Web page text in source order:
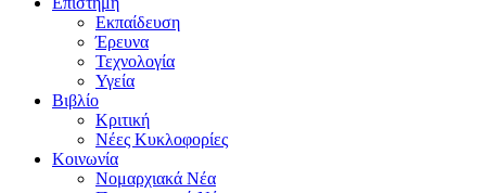
Εκπαίδευση
Έρευνα
Τεχνολογία
Υγεία
Βιβλίο
Κριτική
Νέες Κυκλοφορίες
Κοινωνία
Νομαρχιακά Νέα